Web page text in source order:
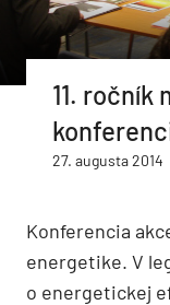
11. ročník
27. augusta 2014
Konferencia
energetike. V
o energetickej